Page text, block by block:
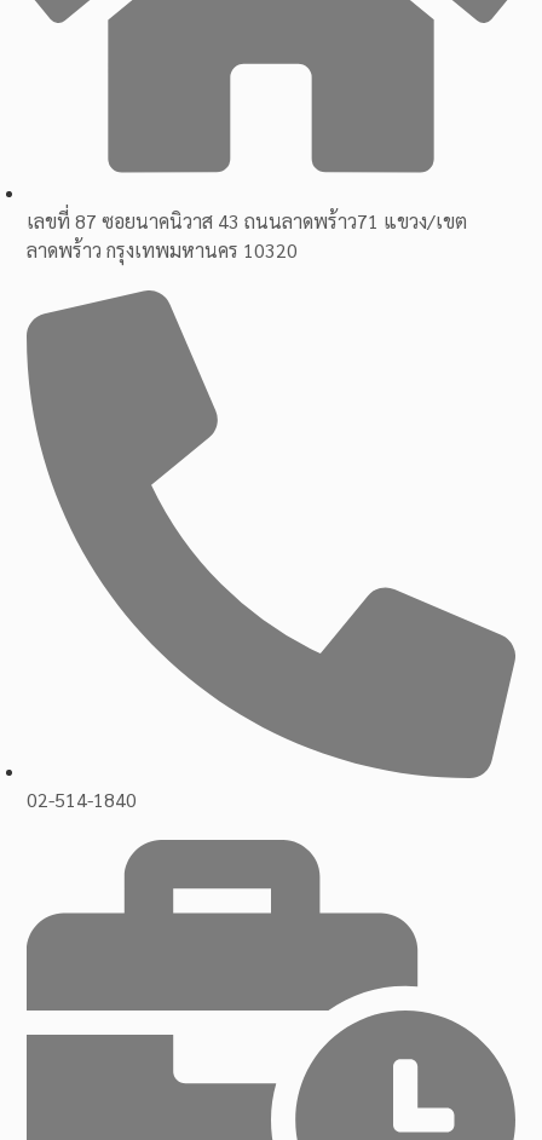
เลขที่ 87 ซอยนาคนิวาส 43 ถนนลาดพร้าว71 แขวง/เขต
ลาดพร้าว กรุงเทพมหานคร 10320
02-514-1840